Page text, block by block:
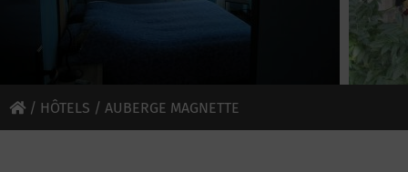
/ HÔTELS / AUBERGE MAGNETTE